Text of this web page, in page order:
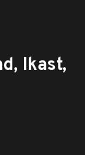
Ikast,